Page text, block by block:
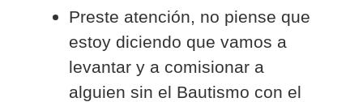
Preste atención, no piense que
estoy diciendo que vamos a
levantar y a comisionar a
alguien sin el Bautismo con el